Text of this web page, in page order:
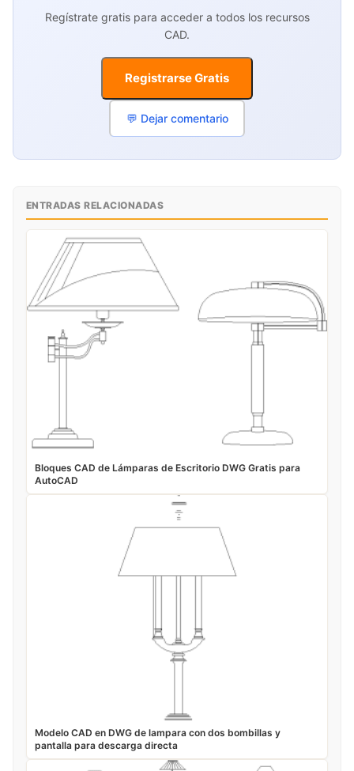
Regístrate gratis para acceder a todos los recursos
CAD.
Registrarse Gratis
💬 Dejar comentario
ENTRADAS RELACIONADAS
Bloques CAD de Lámparas de Escritorio DWG Gratis para
AutoCAD
Modelo CAD en DWG de lampara con dos bombillas y
pantalla para descarga directa